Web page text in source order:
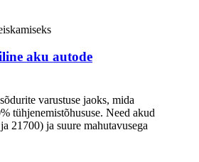
aku autode
varustuse jaoks, mida
tühjenemistõhususe. Need akud
21700) ja suure mahutavusega